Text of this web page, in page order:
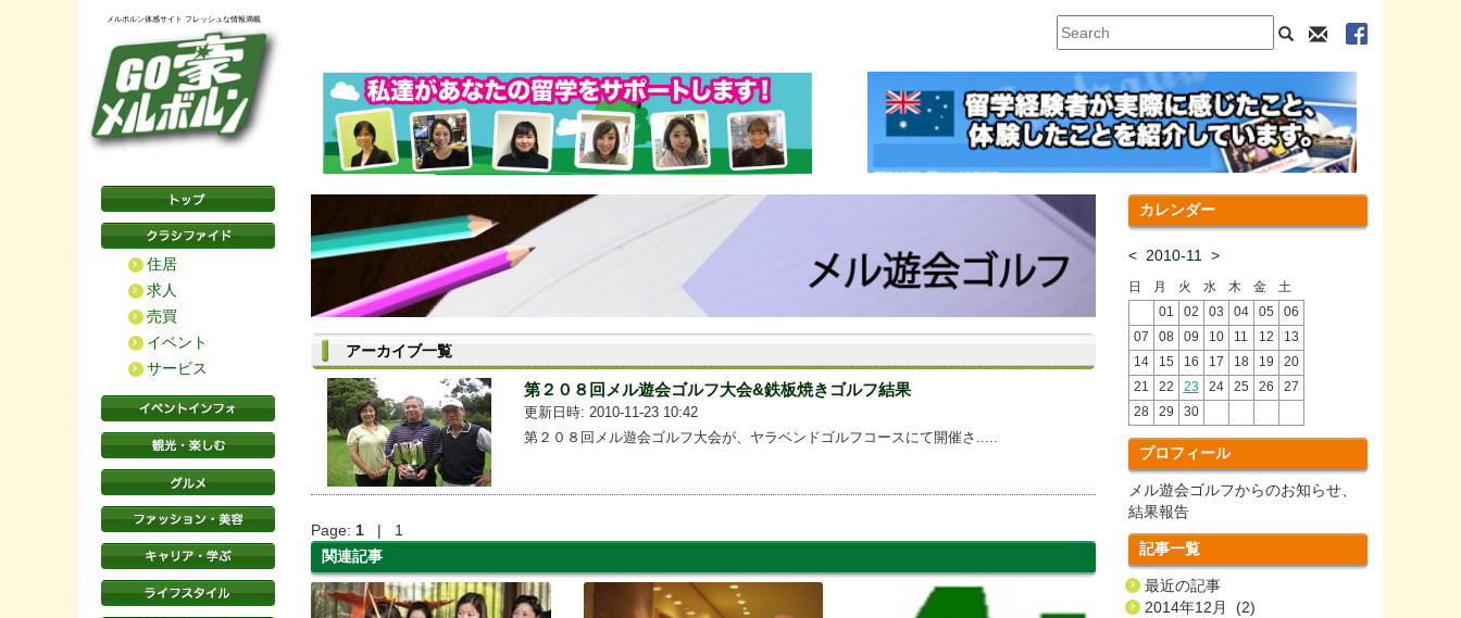
メルボルン体感サイト フレッシュな情報満載
住居
求人
売買
イベント
サービス
アーカイブ一覧
第２０８回メル遊会ゴルフ大会&鉄板焼きゴルフ結果
更新日時: 2010-11-23 10:42
第２０８回メル遊会ゴルフ大会が、ヤラベンドゴルフコースにて開催さ.....
Page: 1 | 1
関連記事
カレンダー
< 2010-11 >
日 月 火 水 木 金
土
01
02 03 04 05
06
07
08 09 10 11 12
13
14
15 16 17 18 19
20
21
22 23 24 25 26
27
28
29 30
プロフィール
メル遊会ゴルフからのお知らせ、
結果報告
記事一覧
最近の記事
2014年12月 (2)